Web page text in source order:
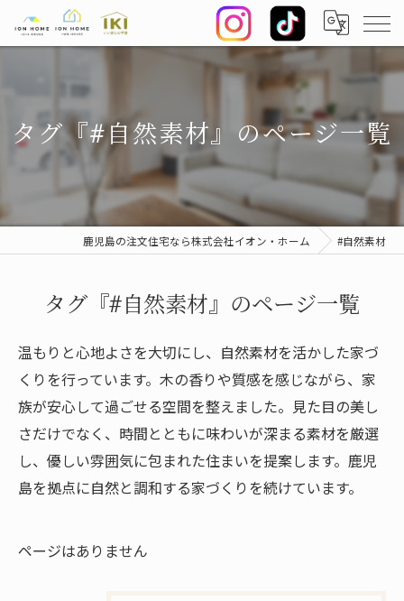
タグ『#自然素材』のページ一覧
鹿児島の注文住宅なら株式会社イオン・ホーム #自然素材
タグ『#自然素材』のページ一覧
温もりと心地よさを大切にし、自然素材を活かした家づ
くりを行っています。木の香りや質感を感じながら、家
族が安心して過ごせる空間を整えました。見た目の美し
さだけでなく、時間とともに味わいが深まる素材を厳選
し、優しい雰囲気に包まれた住まいを提案します。鹿児
島を拠点に自然と調和する家づくりを続けています。
ページはありません